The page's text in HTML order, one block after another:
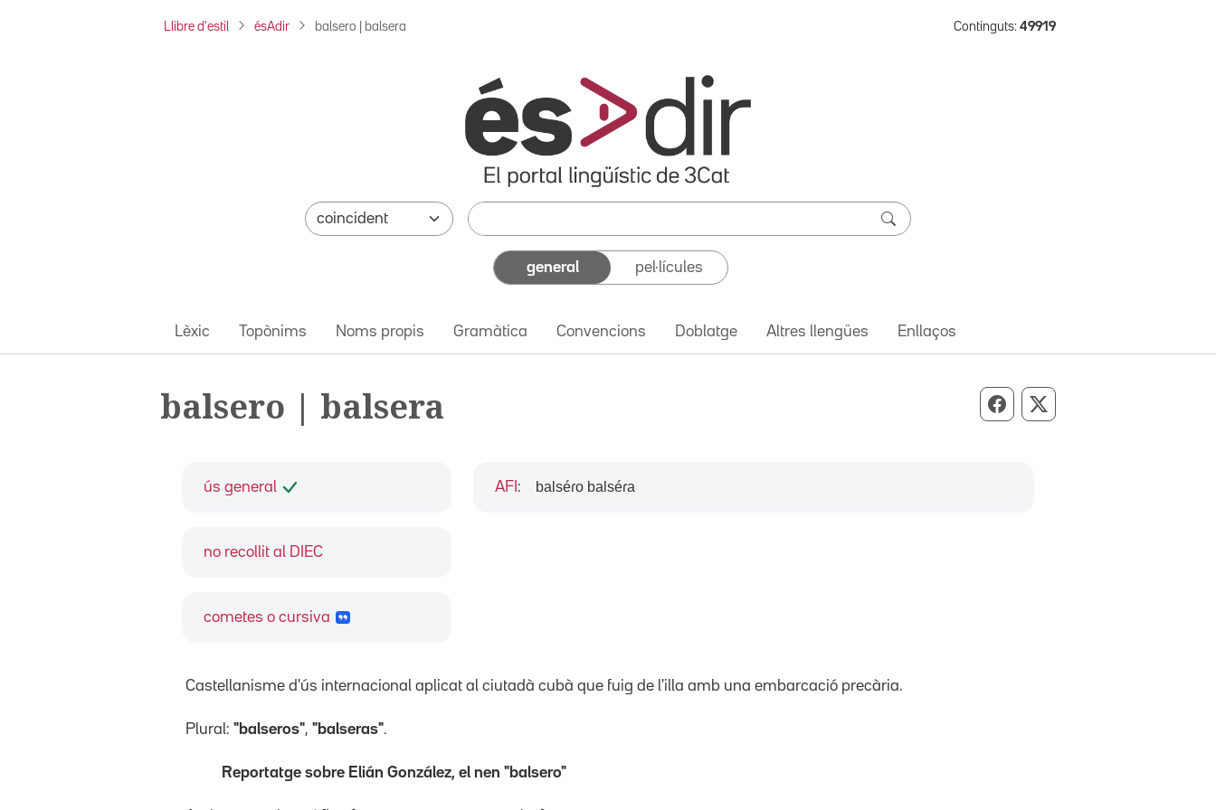
Llibre d'estil ésAdir balsero | balsera Continguts: 49919
general pel·lícules
Lèxic Topònims Noms propis Gramàtica Convencions Doblatge Altres llengües Enllaços
balsero | balsera Compartir per Facebook
Compartir per X
ús general
no recollit al DIEC
cometes o cursiva
AFI : balséɾo balséɾa
Castellanisme d'ús internacional aplicat al ciutadà cubà que fuig de l'illa amb una embarcació precària.
Plural: "balseros", "balseras".
Reportatge sobre Elián González, el nen "balsero"